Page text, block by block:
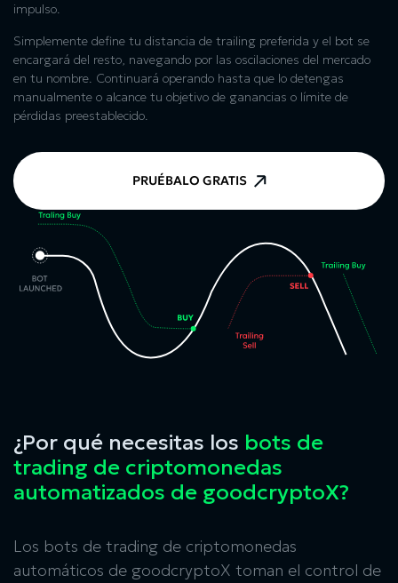
impulso.
Simplemente define tu distancia de trailing preferida y el bot se
encargará del resto, navegando por las oscilaciones del mercado
en tu nombre. Continuará operando hasta que lo detengas
manualmente o alcance tu objetivo de ganancias o límite de
pérdidas preestablecido.
PRUÉBALO GRATIS
¿Por qué necesitas los bots de
trading de criptomonedas
automatizados de goodcryptoX?
Los bots de trading de criptomonedas
automáticos de goodcryptoX toman el control de